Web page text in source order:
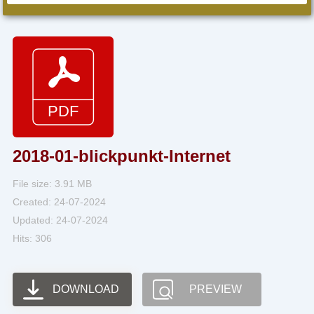
2018-01-blickpunkt-Internet
File size: 3.91 MB
Created: 24-07-2024
Updated: 24-07-2024
Hits: 306
DOWNLOAD PREVIEW